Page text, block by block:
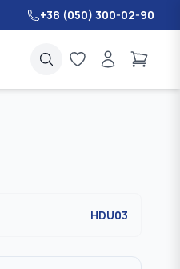
+38 (050) 300-02-90
HDU03